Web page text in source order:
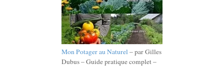
Mon Potager au Naturel – par Gilles
Dubus – Guide pratique complet –